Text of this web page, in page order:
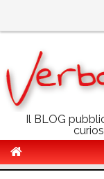
Il BLOG